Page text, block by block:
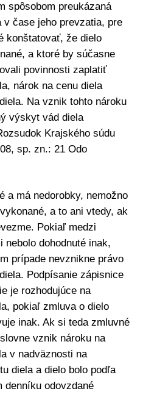
spôsobom preukázaná
v čase jeho prevzatia, pre
konštatovať, že dielo
a ktoré by súčasne
povinnosti zaplatiť
nárok na cenu diela
Na vznik tohto nároku
výskyt vád diela
Krajského súdu
sp. zn.: 21 Odo
a má nedorobky, nemožno
a to ani vtedy, ak
Pokiaľ medzi
nebolo dohodnuté inak,
prípade nevznikne právo
Podpísanie zápisnice
je rozhodujúce na
pokiaľ zmluva o dielo
inak. Ak si teda zmluvné
vznik nároku na
v nadväznosti na
diela a dielo bolo podľa
denníku odovzdané